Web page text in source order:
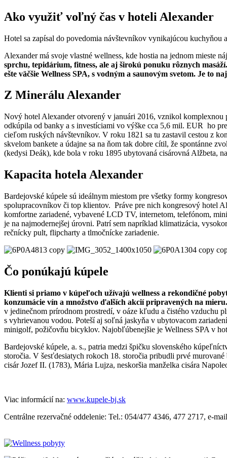
Ako využiť voľný čas v hoteli Alexander
Hotel sa zapísal do povedomia návštevníkov vynikajúcou
Alexander má svoje vlastné wellness, kde hostia na jednom mieste
sprchu, tepidárium, fitness, ale aj širokú ponuku rôznych masáží.
ešte väčšie Wellness SPA, s vodným a saunovým svetom. Je
Z Minerálu Alexander
Nový hotel Alexander otvorený v januári 2016, vznikol
odkúpila od banky a s investíciami vo výške cca 5,6 mil. EUR ho
cieľom ruských návštevníkov. V roku 1821 sa tu zastavil cestou z
skvelom bankete a údajne sa na ňom tak dobre cítil, že spontánne
(kedysi Deák), kde bola v roku 1895 ubytovaná cisárovná Alžbeta,
Kapacita hotela Alexander
Bardejovské kúpele sú ideálnym miestom pre všetky formy
spolupracovníkov či top klientov. Práve pre nich kongresový hotel
komfortne zariadené, vybavené LCD TV, internetom, telefónom,
je na najmodernejšej úrovni. Patrí sem napríklad klimatizácia,
rečnícky pult, flipcharty a tlmočnícke zariadenie.
Čo ponúkajú kúpele
Klienti si priamo v kúpeľoch užívajú wellness a rekondičné
konzumácie vín a množstvo ďalších akcií pripravených na
v jedinečnom prírodnom prostredí, v oáze kľudu a čistého
s vyhrievanou vodou. Poteší aj soľná jaskyňa v ubytovacom
minigolf, požičovňu bicyklov. Najobľúbenejšie je Wellness SPA v
Bardejovské kúpele, a. s., patria medzi špičku slovenského
storočia. V šesťdesiatych rokoch 18. storočia pribudli prvé
cisár Jozef II. (1783), Mária Lujza, neskoršia manželka cisára
Viac informácií na: www.kupele-bj.sk
Centrálne rezervačné oddelenie: Tel.: 054/477 4346, 477 2717, e-